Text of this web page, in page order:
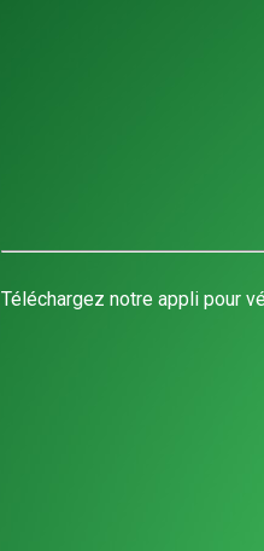
Téléchargez notre appli pour